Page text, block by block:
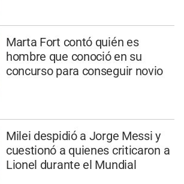
Marta Fort contó quién es
hombre que conoció en su
concurso para conseguir novio
Milei despidió a Jorge Messi y
cuestionó a quienes criticaron a
Lionel durante el Mundial